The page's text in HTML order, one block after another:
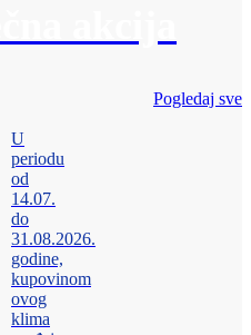
Pogledaj sve
U
periodu
od
14.07.
do
31.08.2026.
godine,
kupovinom
ovog
klima